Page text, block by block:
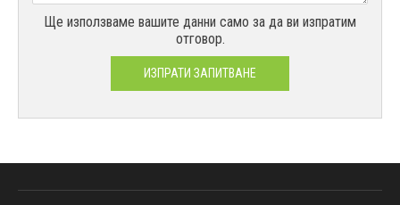
Ще използваме вашите данни само за да ви изпратим
отговор.
ИЗПРАТИ ЗАПИТВАНЕ